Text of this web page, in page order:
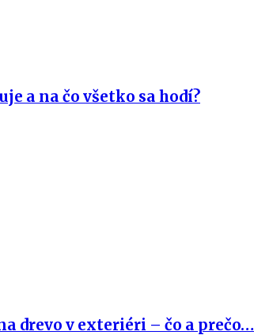
a na čo všetko sa hodí?
drevo v exteriéri – čo a prečo…